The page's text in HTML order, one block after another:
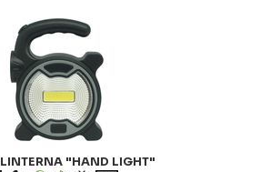
LINTERNA "HAND LIGHT"